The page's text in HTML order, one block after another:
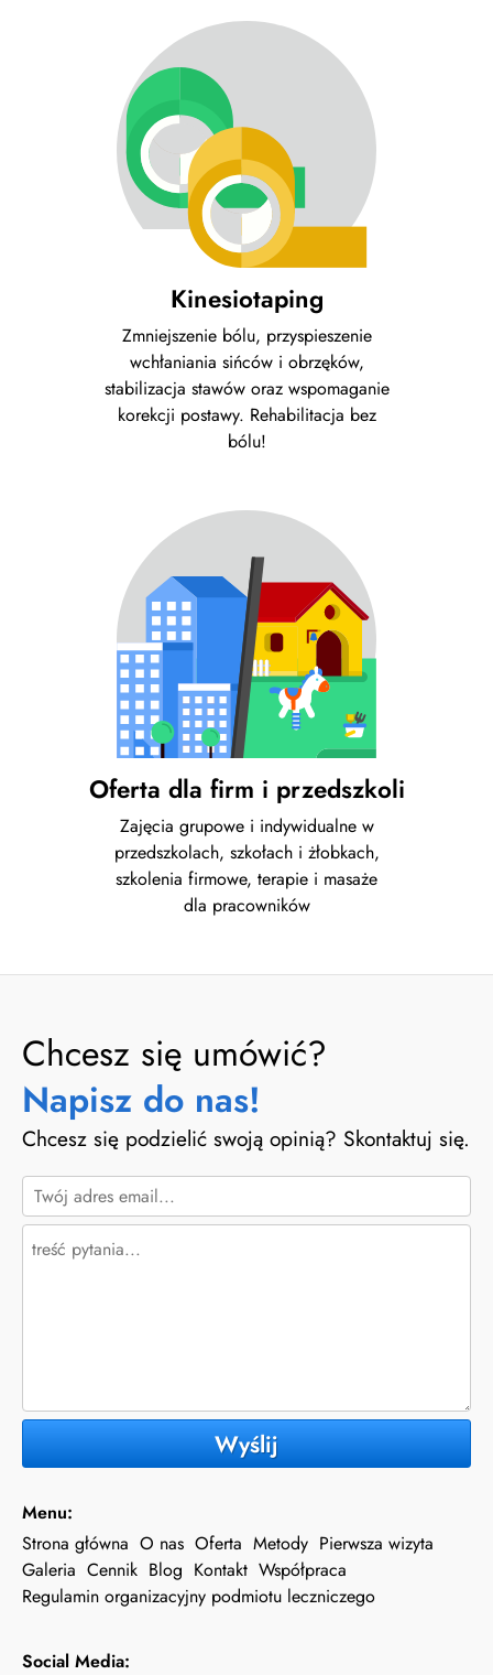
Kinesiotaping
Zmniejszenie bólu, przyspieszenie
wchłaniania sińców i obrzęków,
stabilizacja stawów oraz wspomaganie
korekcji postawy. Rehabilitacja bez
bólu!
Oferta dla firm i przedszkoli
Zajęcia grupowe i indywidualne w
przedszkolach, szkołach i żłobkach,
szkolenia firmowe, terapie i masaże
dla pracowników
Chcesz się umówić?
Napisz do nas!
Chcesz się podzielić swoją opinią? Skontaktuj się.
Wyślij
Menu:
Strona główna O nas Oferta Metody Pierwsza wizyta
Galeria Cennik Blog Kontakt Współpraca
Regulamin organizacyjny podmiotu leczniczego
Social Media: